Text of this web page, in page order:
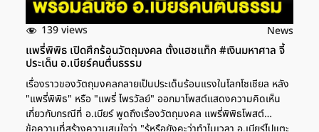
139 views News
แพรี่พิพิธ เปิดศึกร้อนวัตถุมงคล ตั้งแฮชแท็ก #เงินมหาศาล จี้
ประเด็น อ.เบียร์คนตื่นธรรม
เรื่องราวของวัตถุมงคลกลายเป็นประเด็นร้อนแรงในโลกโซเชียล หลัง
"แพรี่พิพิธ" หรือ "แพรี่ ไพรวัลย์" ออกมาโพสต์แสดงความคิดเห็น
เกี่ยวกับกรณีที่ อ.เบียร์ พูดถึงเรื่องวัตถุมงคล แพรี่พิพิธโพสต์
ข้อความที่สร้างความสนใจว่า "รู้หรือยังคะว่าทำไมเวลา อ.เบียร์ไปแตะ